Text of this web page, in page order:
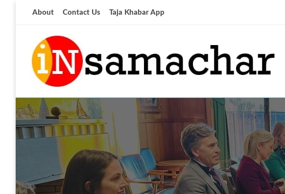
About Contact Us Taja Khabar App
insamachar
आज की ताजा खबर